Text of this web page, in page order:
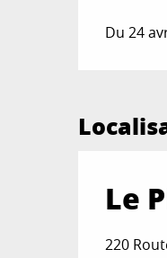
Du 24
Le
220